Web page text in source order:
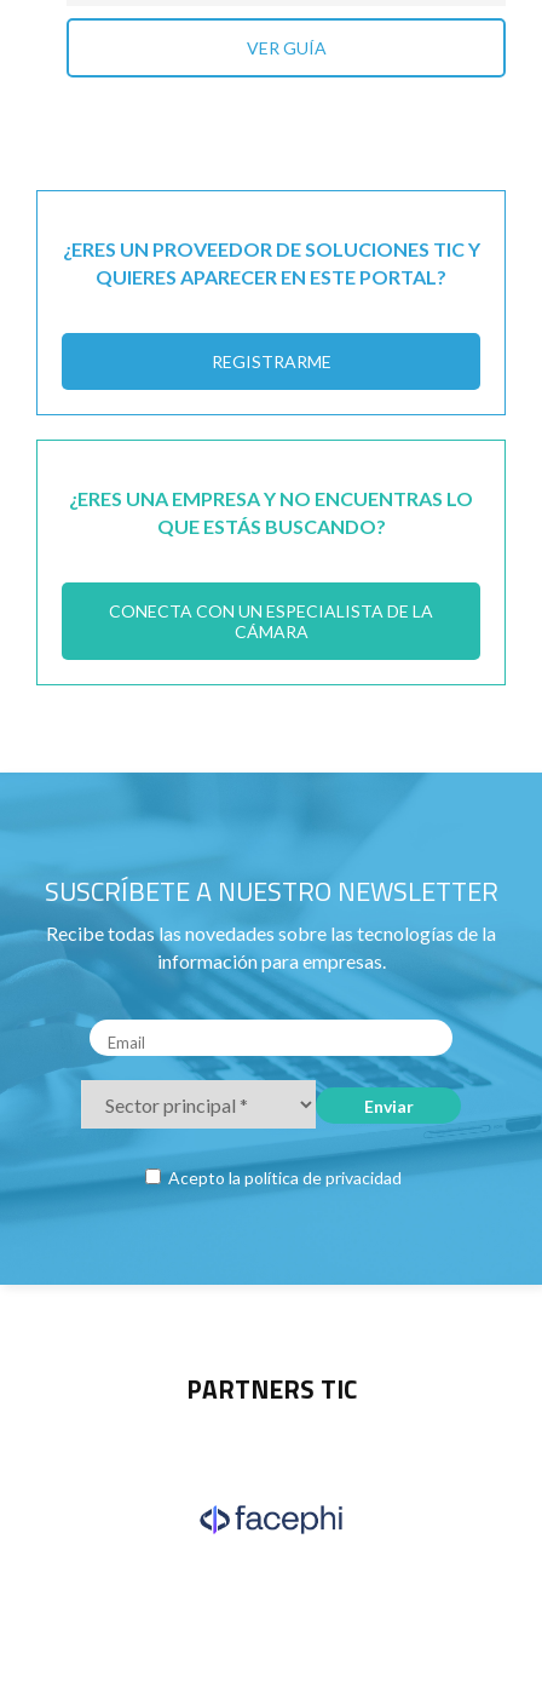
VER GUÍA
¿ERES UN PROVEEDOR DE SOLUCIONES TIC Y
QUIERES APARECER EN ESTE PORTAL?
REGISTRARME
¿ERES UNA EMPRESA Y NO ENCUENTRAS LO
QUE ESTÁS BUSCANDO?
CONECTA CON UN ESPECIALISTA DE LA
CÁMARA
SUSCRÍBETE A NUESTRO NEWSLETTER
Recibe todas las novedades sobre las tecnologías de la
información para empresas.
Acepto la política de privacidad
PARTNERS TIC